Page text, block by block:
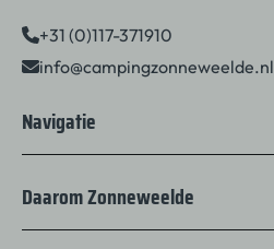
+31 (0)117-371910
info@campingzonneweelde.nl
Navigatie
Daarom Zonneweelde